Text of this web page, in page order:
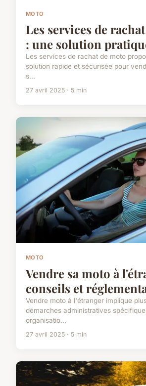
MOTO
Les services de
: une solution
Les services de rachat de moto
solution rapide et sécurisée pour
s...
27 avril 2025 · 5 min
MOTO
Vendre sa moto à
conseils et
Vendre moto à l'étranger implique
démarches administratives
organisatio...
27 avril 2025 · 5 min